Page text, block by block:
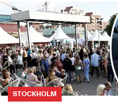
STOCKHOLM